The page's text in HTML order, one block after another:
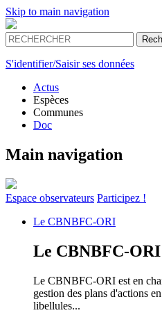
Skip to main navigation
S'identifier/Saisir ses données
Actus
Espèces
Communes
Doc
Main navigation
Espace observateurs Participez !
Le CBNBFC-ORI
Le CBNBFC-ORI
Le CBNBFC-ORI est en
gestion des plans d'actions
libellules...